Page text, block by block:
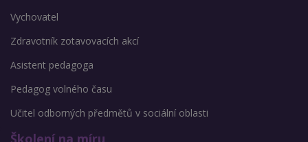
Vychovatel
Zdravotník zotavovacích akcí
Asistent pedagoga
Pedagog volného času
Učitel odborných předmětů v sociální oblasti
Školení na míru